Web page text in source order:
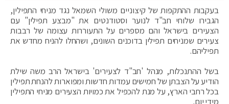
בעקבות ההתקפות של קיצוניים משולי השמאל נגד מניחי התפילין,
הגבירו שלוחי חב"ד לנוער וסטודנטים את "מבצע תפילין" עם
הצעירים בישראל והם מספרים על התעוררות עצומה של רבבות
צעירים שמניחים תפילין בדוכנים השונים, ושהחלו להניח מחדש את
תפיליהם.
בשל ההתנכלות, מנהל 'חב"ד לצעירים' בישראל הרב משה שילת
הודיע על הצבתן של חמישים עמדות חדשות ומפוארות להנחת תפילין
בכל רחבי הארץ, על מנת להכפיל את כמויות הצעירים מניחי התפילין
מידי יום.